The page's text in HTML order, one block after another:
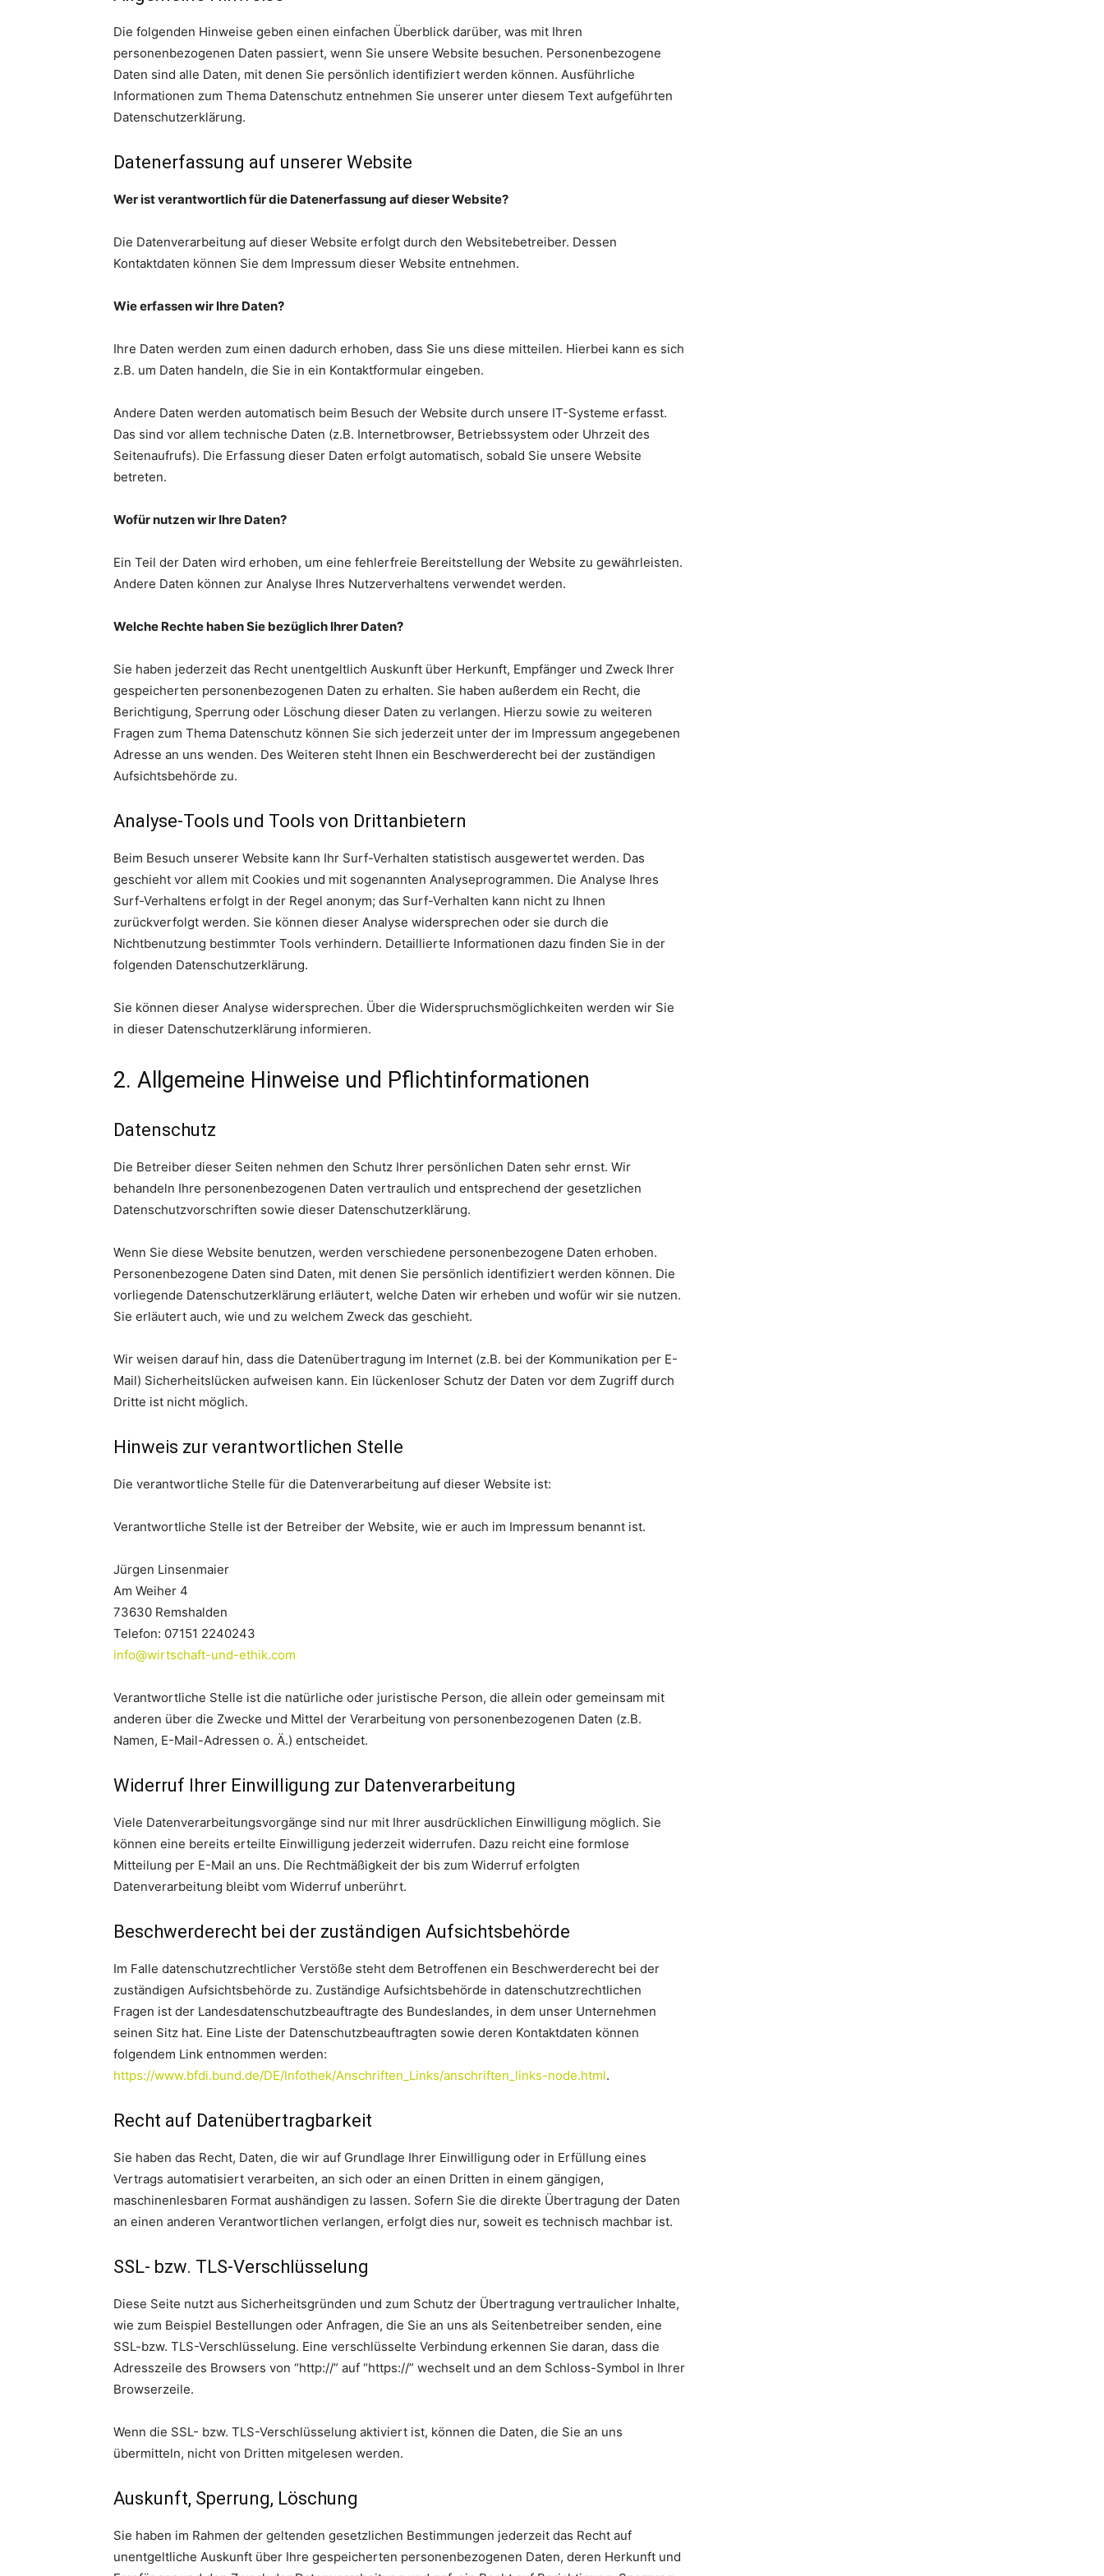
Die folgenden Hinweise geben einen einfachen Überblick darüber, was mit Ihren
personenbezogenen Daten passiert, wenn Sie unsere Website besuchen. Personenbezogene
Daten sind alle Daten, mit denen Sie persönlich identifiziert werden können. Ausführliche
Informationen zum Thema Datenschutz entnehmen Sie unserer unter diesem Text aufgeführten
Datenschutzerklärung.
Datenerfassung auf unserer Website
Wer ist verantwortlich für die Datenerfassung auf dieser Website?
Die Datenverarbeitung auf dieser Website erfolgt durch den Websitebetreiber. Dessen
Kontaktdaten können Sie dem Impressum dieser Website entnehmen.
Wie erfassen wir Ihre Daten?
Ihre Daten werden zum einen dadurch erhoben, dass Sie uns diese mitteilen. Hierbei kann es sich
z.B. um Daten handeln, die Sie in ein Kontaktformular eingeben.
Andere Daten werden automatisch beim Besuch der Website durch unsere IT-Systeme erfasst.
Das sind vor allem technische Daten (z.B. Internetbrowser, Betriebssystem oder Uhrzeit des
Seitenaufrufs). Die Erfassung dieser Daten erfolgt automatisch, sobald Sie unsere Website
betreten.
Wofür nutzen wir Ihre Daten?
Ein Teil der Daten wird erhoben, um eine fehlerfreie Bereitstellung der Website zu gewährleisten.
Andere Daten können zur Analyse Ihres Nutzerverhaltens verwendet werden.
Welche Rechte haben Sie bezüglich Ihrer Daten?
Sie haben jederzeit das Recht unentgeltlich Auskunft über Herkunft, Empfänger und Zweck Ihrer
gespeicherten personenbezogenen Daten zu erhalten. Sie haben außerdem ein Recht, die
Berichtigung, Sperrung oder Löschung dieser Daten zu verlangen. Hierzu sowie zu weiteren
Fragen zum Thema Datenschutz können Sie sich jederzeit unter der im Impressum angegebenen
Adresse an uns wenden. Des Weiteren steht Ihnen ein Beschwerderecht bei der zuständigen
Aufsichtsbehörde zu.
Analyse-Tools und Tools von Drittanbietern
Beim Besuch unserer Website kann Ihr Surf-Verhalten statistisch ausgewertet werden. Das
geschieht vor allem mit Cookies und mit sogenannten Analyseprogrammen. Die Analyse Ihres
Surf-Verhaltens erfolgt in der Regel anonym; das Surf-Verhalten kann nicht zu Ihnen
zurückverfolgt werden. Sie können dieser Analyse widersprechen oder sie durch die
Nichtbenutzung bestimmter Tools verhindern. Detaillierte Informationen dazu finden Sie in der
folgenden Datenschutzerklärung.
Sie können dieser Analyse widersprechen. Über die Widerspruchsmöglichkeiten werden wir Sie
in dieser Datenschutzerklärung informieren.
2. Allgemeine Hinweise und Pflichtinformationen
Datenschutz
Die Betreiber dieser Seiten nehmen den Schutz Ihrer persönlichen Daten sehr ernst. Wir
behandeln Ihre personenbezogenen Daten vertraulich und entsprechend der gesetzlichen
Datenschutzvorschriften sowie dieser Datenschutzerklärung.
Wenn Sie diese Website benutzen, werden verschiedene personenbezogene Daten erhoben.
Personenbezogene Daten sind Daten, mit denen Sie persönlich identifiziert werden können. Die
vorliegende Datenschutzerklärung erläutert, welche Daten wir erheben und wofür wir sie nutzen.
Sie erläutert auch, wie und zu welchem Zweck das geschieht.
Wir weisen darauf hin, dass die Datenübertragung im Internet (z.B. bei der Kommunikation per E-
Mail) Sicherheitslücken aufweisen kann. Ein lückenloser Schutz der Daten vor dem Zugriff durch
Dritte ist nicht möglich.
Hinweis zur verantwortlichen Stelle
Die verantwortliche Stelle für die Datenverarbeitung auf dieser Website ist:
Verantwortliche Stelle ist der Betreiber der Website, wie er auch im Impressum benannt ist.
Jürgen Linsenmaier
Am Weiher 4
73630 Remshalden
Telefon: 07151 2240243
info@wirtschaft-und-ethik.com
Verantwortliche Stelle ist die natürliche oder juristische Person, die allein oder gemeinsam mit
anderen über die Zwecke und Mittel der Verarbeitung von personenbezogenen Daten (z.B.
Namen, E-Mail-Adressen o. Ä.) entscheidet.
Widerruf Ihrer Einwilligung zur Datenverarbeitung
Viele Datenverarbeitungsvorgänge sind nur mit Ihrer ausdrücklichen Einwilligung möglich. Sie
können eine bereits erteilte Einwilligung jederzeit widerrufen. Dazu reicht eine formlose
Mitteilung per E-Mail an uns. Die Rechtmäßigkeit der bis zum Widerruf erfolgten
Datenverarbeitung bleibt vom Widerruf unberührt.
Beschwerderecht bei der zuständigen Aufsichtsbehörde
Im Falle datenschutzrechtlicher Verstöße steht dem Betroffenen ein Beschwerderecht bei der
zuständigen Aufsichtsbehörde zu. Zuständige Aufsichtsbehörde in datenschutzrechtlichen
Fragen ist der Landesdatenschutzbeauftragte des Bundeslandes, in dem unser Unternehmen
seinen Sitz hat. Eine Liste der Datenschutzbeauftragten sowie deren Kontaktdaten können
folgendem Link entnommen werden:
https://www.bfdi.bund.de/DE/Infothek/Anschriften_Links/anschriften_links-node.html.
Recht auf Datenübertragbarkeit
Sie haben das Recht, Daten, die wir auf Grundlage Ihrer Einwilligung oder in Erfüllung eines
Vertrags automatisiert verarbeiten, an sich oder an einen Dritten in einem gängigen,
maschinenlesbaren Format aushändigen zu lassen. Sofern Sie die direkte Übertragung der Daten
an einen anderen Verantwortlichen verlangen, erfolgt dies nur, soweit es technisch machbar ist.
SSL- bzw. TLS-Verschlüsselung
Diese Seite nutzt aus Sicherheitsgründen und zum Schutz der Übertragung vertraulicher Inhalte,
wie zum Beispiel Bestellungen oder Anfragen, die Sie an uns als Seitenbetreiber senden, eine
SSL-bzw. TLS-Verschlüsselung. Eine verschlüsselte Verbindung erkennen Sie daran, dass die
Adresszeile des Browsers von “http://” auf “https://” wechselt und an dem Schloss-Symbol in Ihrer
Browserzeile.
Wenn die SSL- bzw. TLS-Verschlüsselung aktiviert ist, können die Daten, die Sie an uns
übermitteln, nicht von Dritten mitgelesen werden.
Auskunft, Sperrung, Löschung
Sie haben im Rahmen der geltenden gesetzlichen Bestimmungen jederzeit das Recht auf
unentgeltliche Auskunft über Ihre gespeicherten personenbezogenen Daten, deren Herkunft und